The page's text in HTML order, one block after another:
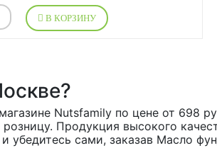
В КОРЗИНУ
Nutsfamily по цене от 698
Продукция высокого
убедитесь сами, заказав Масло